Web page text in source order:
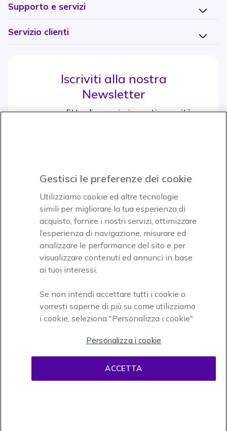
Supporto e servizi
Servizio clienti
Iscriviti alla nostra
Newsletter
e approfitta di maggiori sconti e novità
Icon
Icon
Paga facilmente ed in assoluta sicurezza
Accettiamo
Gestisci le preferenze dei cookie
Utilizziamo cookie ed altre tecnologie
simili per migliorare la tua esperienza di
acquisto, fornire i nostri servizi, ottimizzare
l’esperienza di navigazione, misurare ed
analizzare le performance del sito e per
visualizzare contenuti ed annunci in base
ai tuoi interessi.
Se non intendi accettare tutti i cookie o
vorresti saperne di più su come utilizziamo
i cookie, seleziona "Personalizza i cookie"
Personalizza i cookie
ACCETTA